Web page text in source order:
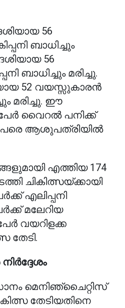
56
ബാധിച്ചും
56
ബാധിച്ചും മരിച്ചു.
52 വയസ്സുകാരൻ
മരിച്ചു. ഈ
പേർ വൈറൽ പനിക്ക്
പേരെ ആശുപത്രിയിൽ
എത്തിയ 174
ചികിത്സയ്ക്കായി
എലിപ്പനി
മലേറിയ
വയറിളക്ക
തേടി.
മെനിഞ്ചൈറ്റിസ്
തേടിയതിനെ